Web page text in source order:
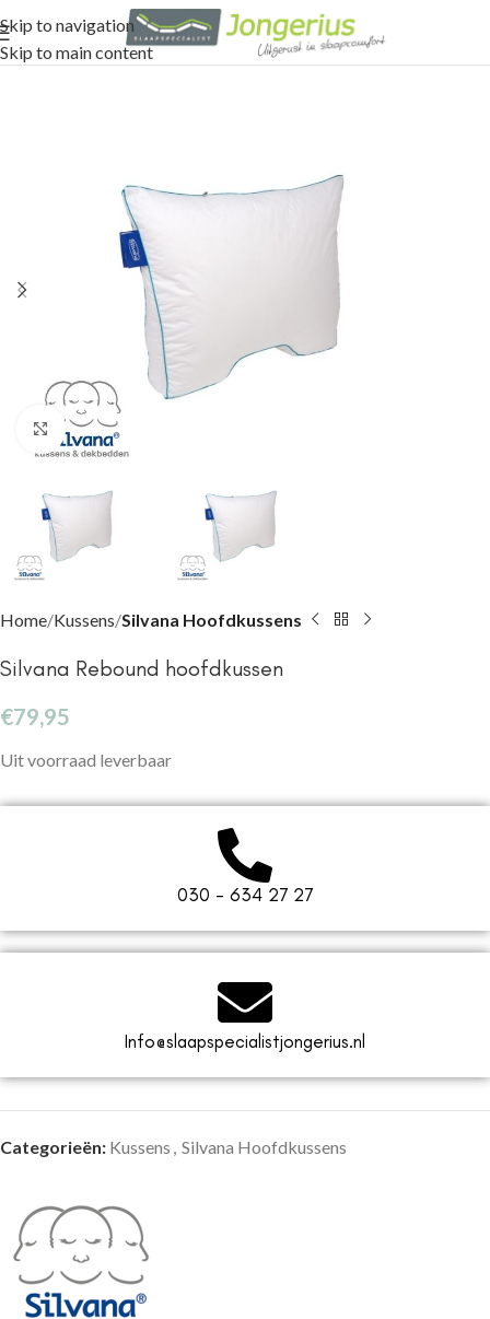
Skip to navigation
Skip to main content
Click to enlarge
Home Kussens Silvana Hoofdkussens
Silvana Rebound hoofdkussen
€79,95
Uit voorraad leverbaar
030 - 634 27 27
Info@slaapspecialistjongerius.nl
Categorieën: Kussens , Silvana Hoofdkussens